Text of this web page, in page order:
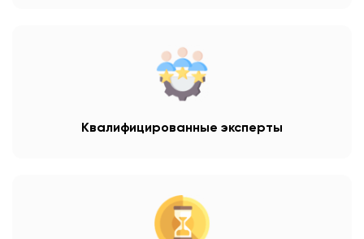
Квалифицированные эксперты